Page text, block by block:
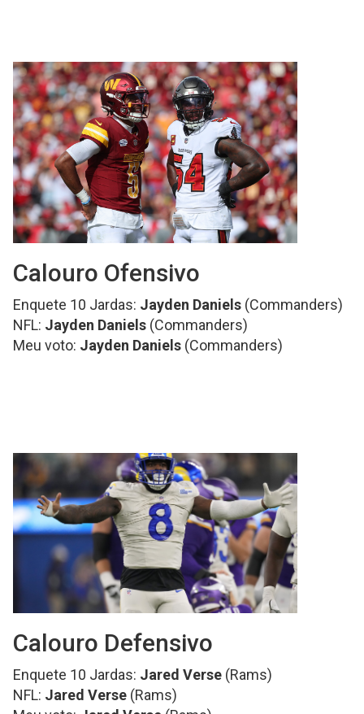
Calouro Ofensivo
Enquete 10 Jardas: Jayden Daniels (Commanders)
NFL: Jayden Daniels (Commanders)
Meu voto: Jayden Daniels (Commanders)
Calouro Defensivo
Enquete 10 Jardas: Jared Verse (Rams)
NFL: Jared Verse (Rams)